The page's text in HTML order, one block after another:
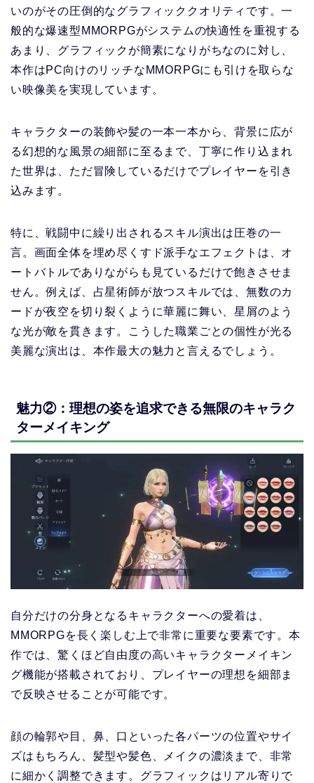
いのがその圧倒的なグラフィッククオリティです。一
般的な爆速型MMORPGがシステムの快適性を重視する
あまり、グラフィックが簡素になりがちなのに対し、
本作はPC向けのリッチなMMORPGにも引けを取らな
い映像美を実現しています。
キャラクターの装飾や髪の一本一本から、背景に広が
る幻想的な風景の細部に至るまで、丁寧に作り込まれ
た世界は、ただ冒険しているだけでプレイヤーを引き
込みます。
特に、戦闘中に繰り出されるスキル演出は圧巻の一
言。画面全体を埋め尽くすド派手なエフェクトは、オ
ートバトルでありながらも見ているだけで飽きさせま
せん。例えば、占星術師が放つスキルでは、無数のカ
ードが夜空を切り裂くように華麗に舞い、星屑のよう
な光が敵を貫きます。こうした職業ごとの個性が光る
美麗な演出は、本作最大の魅力と言えるでしょう。
魅力②：理想の姿を追求できる無限のキャラク
ターメイキング
自分だけの分身となるキャラクターへの愛着は、
MMORPGを長く楽しむ上で非常に重要な要素です。本
作では、驚くほど自由度の高いキャラクターメイキン
グ機能が搭載されており、プレイヤーの理想を細部ま
で反映させることが可能です。
顔の輪郭や目、鼻、口といった各パーツの位置やサイ
ズはもちろん、髪型や髪色、メイクの濃淡まで、非常
に細かく調整できます。グラフィックはリアル寄りで